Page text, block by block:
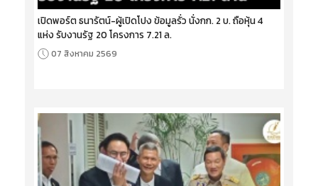
เปิดพอร์ต ธนารัตน์-ผู้เปิดโปง ข้อมูลรั่ว นั่งกก. 2 บ. ถือหุ้น 4
แห่ง รับงานรัฐ 20 โครงการ 7.21 ล.
07 สิงหาคม 2569